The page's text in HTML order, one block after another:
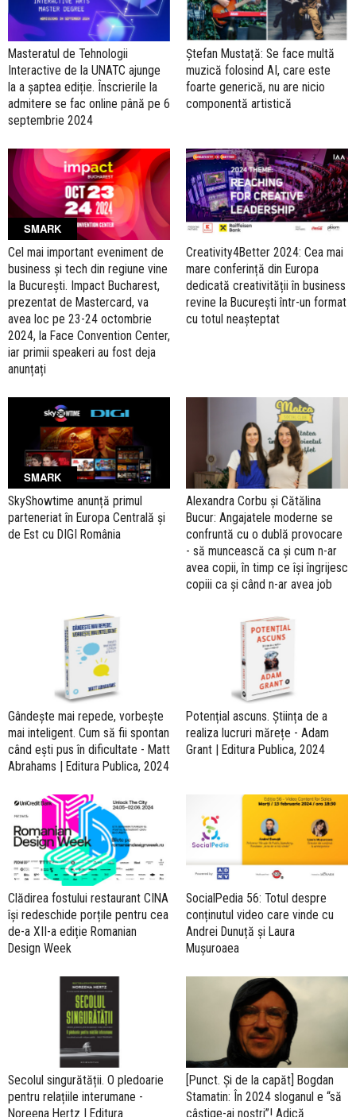
Masteratul de Tehnologii
Interactive de la UNATC ajunge
la a șaptea ediție. Înscrierile la
admitere se fac online până pe 6
septembrie 2024
Ștefan Mustață: Se face multă
muzică folosind AI, care este
foarte generică, nu are nicio
componentă artistică
SMARK
Cel mai important eveniment de
business și tech din regiune vine
la București. Impact Bucharest,
prezentat de Mastercard, va
avea loc pe 23-24 octombrie
2024, la Face Convention Center,
iar primii speakeri au fost deja
anunțați
Creativity4Better 2024: Cea mai
mare conferință din Europa
dedicată creativității în business
revine la București într-un format
cu totul neașteptat
SMARK
SkyShowtime anunță primul
parteneriat în Europa Centrală și
de Est cu DIGI România
Alexandra Corbu și Cătălina
Bucur: Angajatele moderne se
confruntă cu o dublă provocare
- să muncească ca și cum n-ar
avea copii, în timp ce își îngrijesc
copiii ca și când n-ar avea job
Gândește mai repede, vorbește
mai inteligent. Cum să fii spontan
când ești pus în dificultate - Matt
Abrahams | Editura Publica, 2024
Potențial ascuns. Știința de a
realiza lucruri mărețe - Adam
Grant | Editura Publica, 2024
Clădirea fostului restaurant CINA
își redeschide porțile pentru cea
de-a XII-a ediție Romanian
Design Week
SocialPedia 56: Totul despre
conținutul video care vinde cu
Andrei Dunuță și Laura
Mușuroaea
Secolul singurătății. O pledoarie
pentru relațiile interumane -
Noreena Hertz | Editura
[Punct. Și de la capăt] Bogdan
Stamatin: În 2024 sloganul e “să
câștige-ai noștri”! Adică